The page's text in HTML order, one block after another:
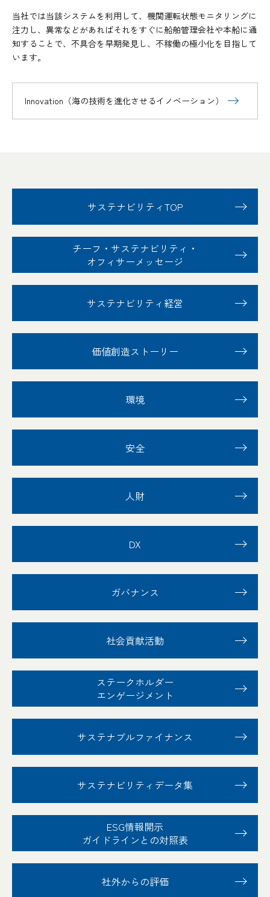
当社では当該システムを利用して、機関運転状態モニタリングに
注力し、異常などがあればそれをすぐに船舶管理会社や本船に通
知することで、不具合を早期発見し、不稼働の極小化を目指して
います。
Innovation（海の技術を進化させるイノベーション）
サステナビリティTOP
チーフ・サステナビリティ ・
オフィサーメッセージ
サステナビリティ経営
価値創造ストーリー
環境
安全
人財
DX
ガバナンス
社会貢献活動
ステークホルダー
エンゲージメント
サステナブルファイナンス
サステナビリティ データ集
ESG情報開示
ガイドラインとの対照表
社外からの評価